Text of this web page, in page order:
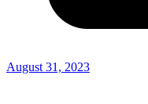
August 31, 2023